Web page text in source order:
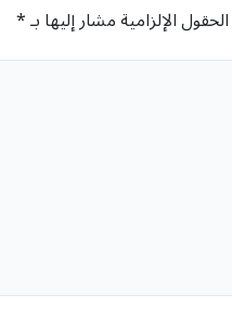
الحقول الإلزامية مشار إليها بـ*